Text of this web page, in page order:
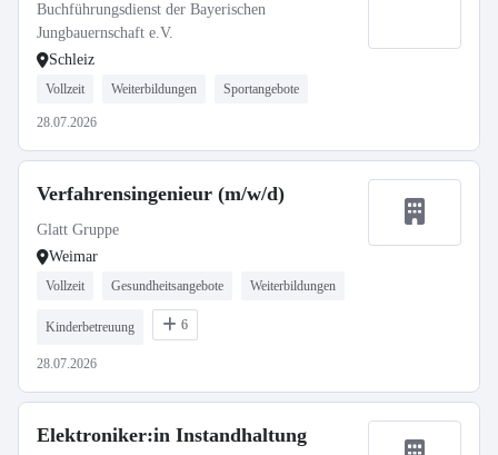
Buchführungsdienst der Bayerischen
Jungbauernschaft e.V.
Schleiz
Vollzeit Weiterbildungen Sportangebote
28.07.2026
Verfahrensingenieur (m/w/d)
Glatt Gruppe
Weimar
Vollzeit Gesundheitsangebote Weiterbildungen
Kinderbetreuung 6
28.07.2026
Elektroniker:in Instandhaltung